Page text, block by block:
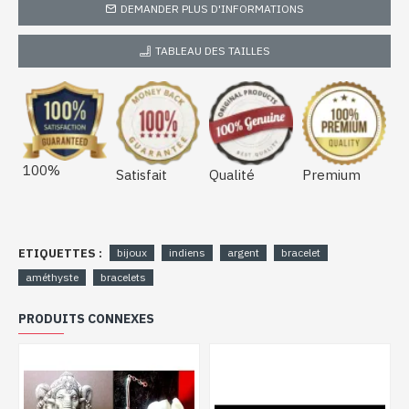
DEMANDER PLUS D'INFORMATIONS
TABLEAU DES TAILLES
100% Satisfait Qualité Premium
ETIQUETTES : bijoux indiens argent
bracelet
améthyste
bracelets
PRODUITS CONNEXES